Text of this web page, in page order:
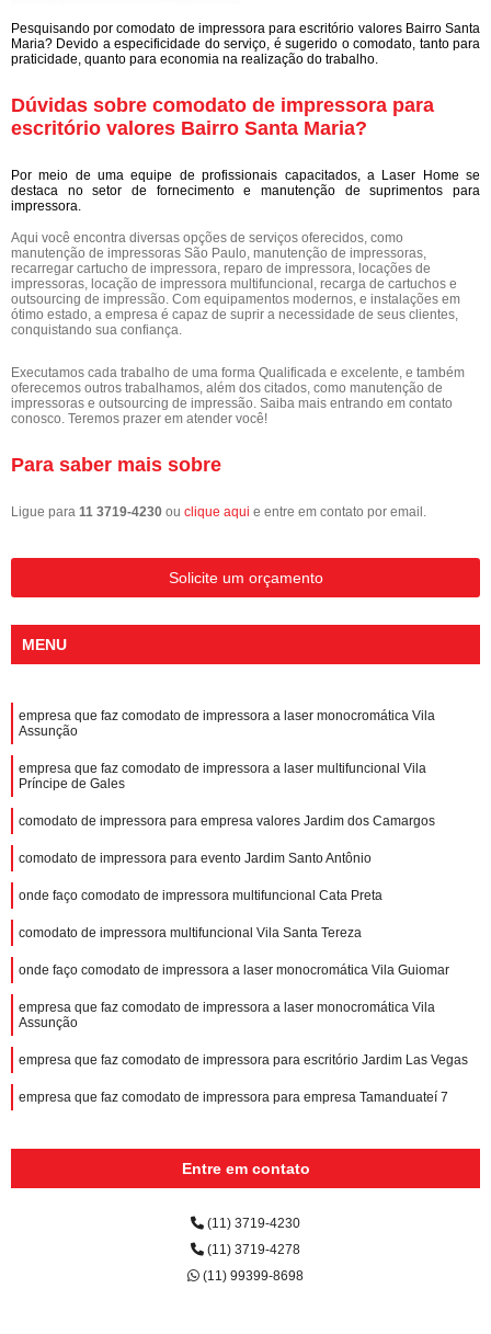
Pesquisando por comodato de impressora para escritório valores Bairro Santa
Maria? Devido a especificidade do serviço, é sugerido o comodato, tanto para
praticidade, quanto para economia na realização do trabalho.
Dúvidas sobre comodato de impressora para
escritório valores Bairro Santa Maria?
Por meio de uma equipe de profissionais capacitados, a Laser Home se
destaca no setor de fornecimento e manutenção de suprimentos para
impressora.
Aqui você encontra diversas opções de serviços oferecidos, como
manutenção de impressoras São Paulo, manutenção de impressoras,
recarregar cartucho de impressora, reparo de impressora, locações de
impressoras, locação de impressora multifuncional, recarga de cartuchos e
outsourcing de impressão. Com equipamentos modernos, e instalações em
ótimo estado, a empresa é capaz de suprir a necessidade de seus clientes,
conquistando sua confiança.
Executamos cada trabalho de uma forma Qualificada e excelente, e também
oferecemos outros trabalhamos, além dos citados, como manutenção de
impressoras e outsourcing de impressão. Saiba mais entrando em contato
conosco. Teremos prazer em atender você!
Para saber mais sobre
Ligue para 11 3719-4230 ou clique aqui e entre em contato por email.
Solicite um orçamento
MENU
empresa que faz comodato de impressora a laser monocromática Vila
Assunção
empresa que faz comodato de impressora a laser multifuncional Vila
Príncipe de Gales
comodato de impressora para empresa valores Jardim dos Camargos
comodato de impressora para evento Jardim Santo Antônio
onde faço comodato de impressora multifuncional Cata Preta
comodato de impressora multifuncional Vila Santa Tereza
onde faço comodato de impressora a laser monocromática Vila Guiomar
empresa que faz comodato de impressora a laser monocromática Vila
Assunção
empresa que faz comodato de impressora para escritório Jardim Las Vegas
empresa que faz comodato de impressora para empresa Tamanduateí 7
Entre em contato
(11) 3719-4230
(11) 3719-4278
(11) 99399-8698